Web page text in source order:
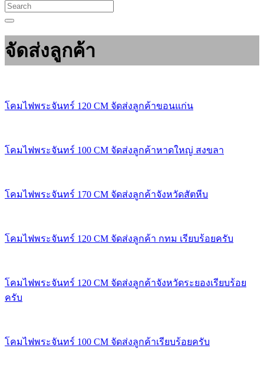
จัดส่งลูกค้า
โคมไฟพระจันทร์ 120 CM จัดส่งลูกค้าขอนแก่น
โคมไฟพระจันทร์ 100 CM จัดส่งลูกค้าหาดใหญ่ สงขลา
โคมไฟพระจันทร์ 170 CM จัดส่งลูกค้าจังหวัดสัตหีบ
โคมไฟพระจันทร์ 120 CM จัดส่งลูกค้า กทม เรียบร้อยครับ
โคมไฟพระจันทร์ 120 CM จัดส่งลูกค้าจังหวัดระยองเรียบร้อย
ครับ
โคมไฟพระจันทร์ 100 CM จัดส่งลูกค้าเรียบร้อยครับ